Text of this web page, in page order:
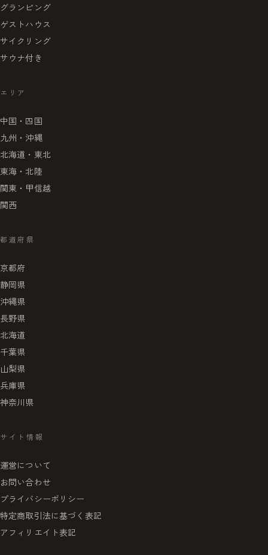
グランピング
ゲストハウス
サイクリング
サウナ付き
エリア
中国・四国
九州・沖縄
北海道・東北
東海・北陸
関東・甲信越
関西
都道府県
京都府
静岡県
沖縄県
長野県
北海道
千葉県
山梨県
兵庫県
神奈川県
サイト情報
運営について
お問い合わせ
プライバシーポリシー
特定商取引法に基づく表記
アフィリエイト表記